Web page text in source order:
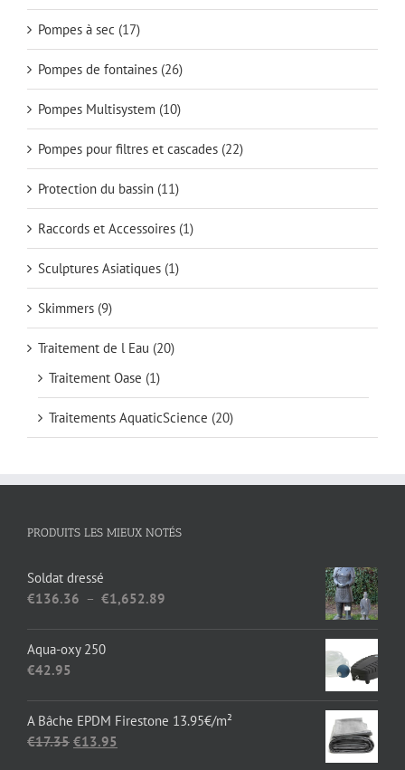
Pompes à sec (17)
Pompes de fontaines (26)
Pompes Multisystem (10)
Pompes pour filtres et cascades (22)
Protection du bassin (11)
Raccords et Accessoires (1)
Sculptures Asiatiques (1)
Skimmers (9)
Traitement de l Eau (20)
Traitement Oase (1)
Traitements AquaticScience (20)
PRODUITS LES MIEUX NOTÉS
Soldat dressé
€136.36 – €1,652.89
€1,652.89
Aqua-oxy 250
€42.95
A Bâche EPDM Firestone 13.95€/m²
€17.35 Le
€13.95